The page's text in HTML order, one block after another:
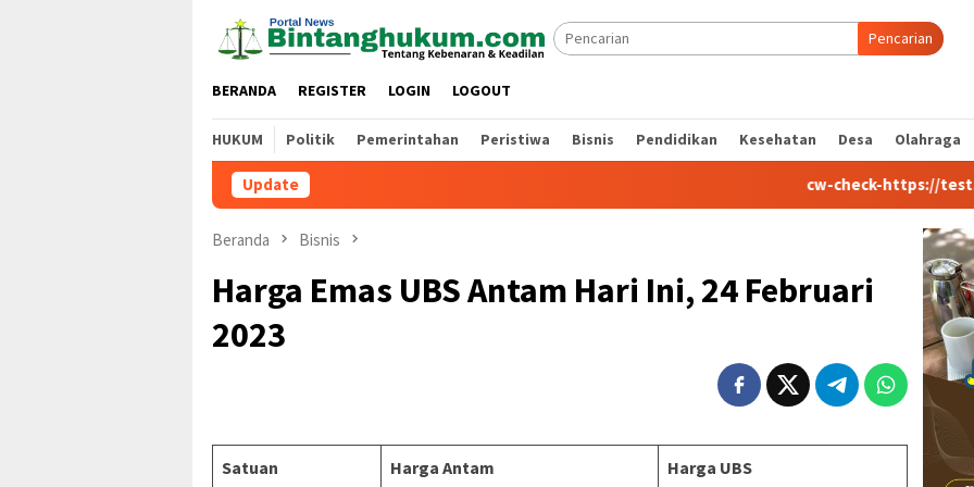
konten
Pencarian
BERANDA REGISTER LOGIN LOGOUT
HUKUM Politik Pemerintahan Peristiwa Bisnis Pendidikan Kesehatan Desa Olahraga
Update cw-check-https://test.com/
Beranda Bisnis
Harga Emas UBS Antam Hari Ini, 24 Februari
2023
Satuan Harga Antam Harga UBS